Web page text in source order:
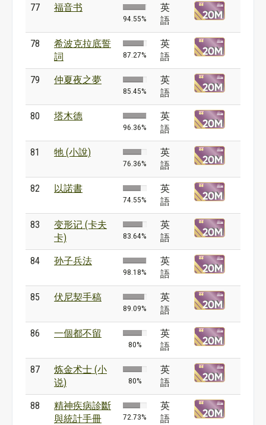
77 福音书
94.55%
英
語
78
希波克拉底誓
詞
87.27%
英
語
79 仲夏夜之夢
85.45%
英
語
80 塔木德
96.36%
英
語
81 牠 (小說)
76.36%
英
語
82 以諾書
74.55%
英
語
83
变形记 (卡夫
卡)
83.64%
英
語
84 孙子兵法
98.18%
英
語
85 伏尼契手稿
89.09%
英
語
86 一個都不留
80%
英
語
87
炼金术士 (小
说)
80%
英
語
88
精神疾病診斷
與統計手冊
72.73%
英
語